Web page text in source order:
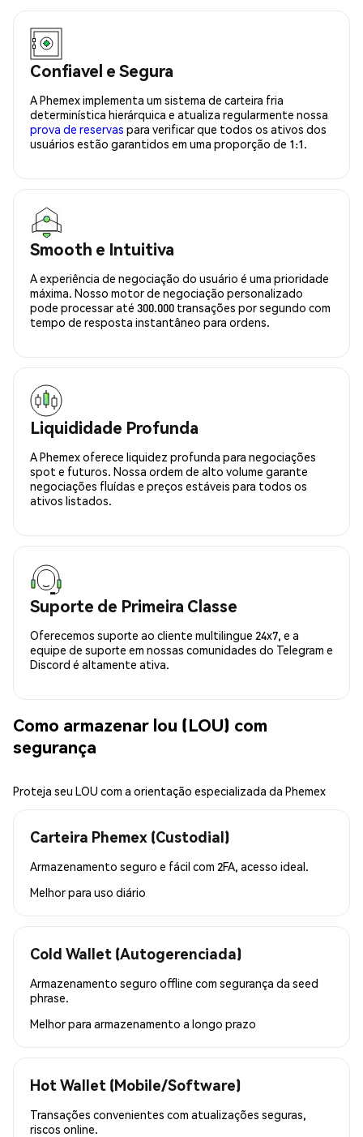
Confiavel e Segura
A Phemex implementa um sistema de carteira fria
determinística hierárquica e atualiza regularmente nossa
prova de reservas para verificar que todos os ativos dos
usuários estão garantidos em uma proporção de 1:1.
Smooth e Intuitiva
A experiência de negociação do usuário é uma prioridade
máxima. Nosso motor de negociação personalizado
pode processar até 300.000 transações por segundo com
tempo de resposta instantâneo para ordens.
Liquididade Profunda
A Phemex oferece liquidez profunda para negociações
spot e futuros. Nossa ordem de alto volume garante
negociações fluídas e preços estáveis para todos os
ativos listados.
Suporte de Primeira Classe
Oferecemos suporte ao cliente multilingue 24x7, e a
equipe de suporte em nossas comunidades do Telegram e
Discord é altamente ativa.
Como armazenar lou (LOU) com
segurança
Proteja seu LOU com a orientação especializada da Phemex
Carteira Phemex (Custodial)
Armazenamento seguro e fácil com 2FA, acesso ideal.
Melhor para uso diário
Cold Wallet (Autogerenciada)
Armazenamento seguro offline com segurança da seed
phrase.
Melhor para armazenamento a longo prazo
Hot Wallet (Mobile/Software)
Transações convenientes com atualizações seguras,
riscos online.